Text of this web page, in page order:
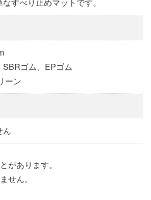
すべり止めマットです。
ゴム、EPゴム
ーン
ん
があります。
せん。